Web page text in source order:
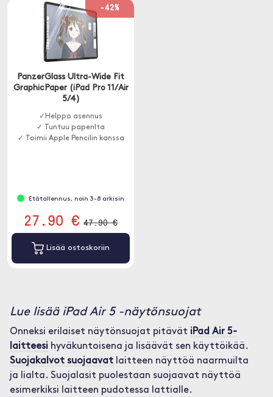
-42%
PanzerGlass Ultra-Wide Fit
GraphicPaper (iPad Pro 11/Air
5/4)
✓Helppo asennus
✓ Tuntuu paperilta
✓ Toimii Apple Pencilin kanssa
Etätallennus, noin 3-8 arkisin
27.90 € 47.90 €
Lisää ostoskoriin
Lue lisää iPad Air 5 -näytönsuojat
Onneksi erilaiset näytönsuojat pitävät iPad Air 5-
laitteesihyväkuntoisena ja lisäävät sen käyttöikää.
Suojakalvot suojaavatlaitteen näyttöä naarmuilta
ja lialta. Suojalasit puolestaan suojaavat näyttöä
esimerkiksi laitteen pudotessa lattialle.